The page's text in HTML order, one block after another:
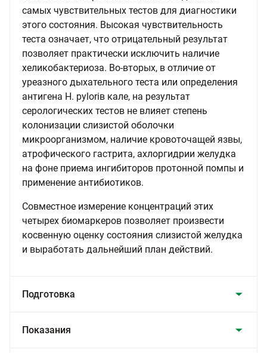
самых чувствительных тестов для диагностики
этого состояния. Высокая чувствительность
теста означает, что отрицательный результат
позволяет практически исключить наличие
хеликобактериоза. Во-вторых, в отличие от
уреазного дыхательного теста или определения
антигена H. pyloriв кале, на результат
серологических тестов не влияет степень
колонизации слизистой оболочки
микроорганизмом, наличие кровоточащей язвы,
атрофического гастрита, ахлоргидрии желудка
на фоне приема ингибиторов протонной помпы и
применение антибиотиков.
Совместное измерение концентраций этих
четырех биомаркеров позволяет произвести
косвенную оценку состояния слизистой желудка
и выработать дальнейший план действий.
Подготовка
Показания